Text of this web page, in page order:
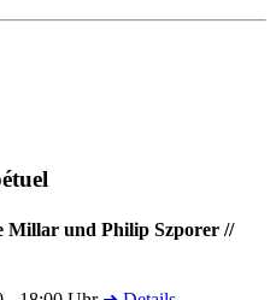
und Philip Szporer //